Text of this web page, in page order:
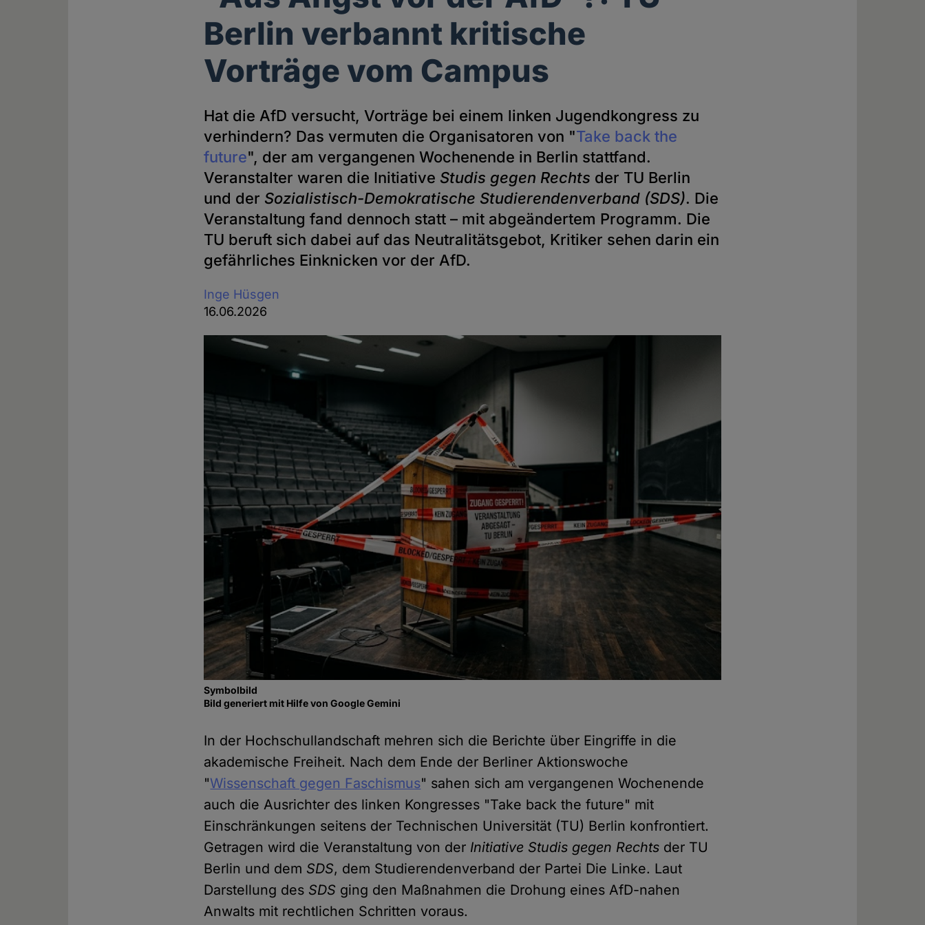
Berlin verbannt kritische
Vorträge vom Campus
Hat die AfD versucht, Vorträge bei einem linken Jugendkongress zu
verhindern? Das vermuten die Organisatoren von "Take back the
future", der am vergangenen Wochenende in Berlin stattfand.
Veranstalter waren die Initiative Studis gegen Rechts der TU Berlin
und der Sozialistisch-Demokratische Studierendenverband (SDS). Die
Veranstaltung fand dennoch statt – mit abgeändertem Programm. Die
TU beruft sich dabei auf das Neutralitätsgebot, Kritiker sehen darin ein
gefährliches Einknicken vor der AfD.
Inge Hüsgen
16.06.2026
Symbolbild
Bild generiert mit Hilfe von Google Gemini
In der Hochschullandschaft mehren sich die Berichte über Eingriffe in die
akademische Freiheit. Nach dem Ende der Berliner Aktionswoche
"Wissenschaft gegen Faschismus" sahen sich am vergangenen Wochenende
auch die Ausrichter des linken Kongresses "Take back the future" mit
Einschränkungen seitens der Technischen Universität (TU) Berlin konfrontiert.
Getragen wird die Veranstaltung von der Initiative Studis gegen Rechts der TU
Berlin und dem SDS, dem Studierendenverband der Partei Die Linke. Laut
Darstellung des SDS ging den Maßnahmen die Drohung eines AfD-nahen
Anwalts mit rechtlichen Schritten voraus.